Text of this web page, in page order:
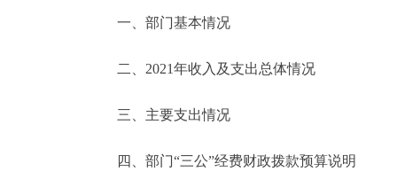
一、部门基本情况
二、2021年收入及支出总体情况
三、主要支出情况
四、部门“三公”经费财政拨款预算说明